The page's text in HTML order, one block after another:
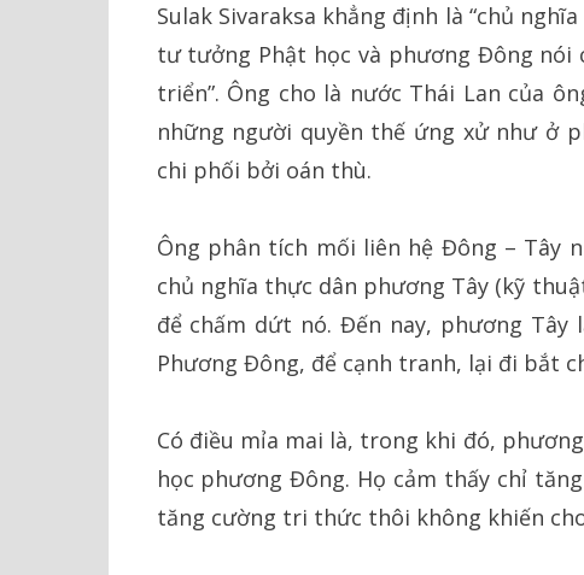
Sulak Sivaraksa khẳng định là “chủ
tư tưởng Phật học và phương Đông nói
triển”. Ông cho là nước Thái Lan của
những người quyền thế ứng xử như ở
chi phối bởi oán thù.
Ông phân tích mối liên hệ Đông – Tây
chủ nghĩa thực dân phương Tây (kỹ
để chấm dứt nó. Đến nay, phương
Phương Đông, để cạnh tranh, lại đi bắt
Có điều mỉa mai là, trong khi đó,
học phương Đông. Họ cảm thấy chỉ
tăng cường tri thức thôi không khiến